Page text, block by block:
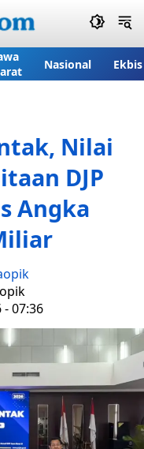
Nasional Ekbis
Nilai
DJP
Angka
- 07:36